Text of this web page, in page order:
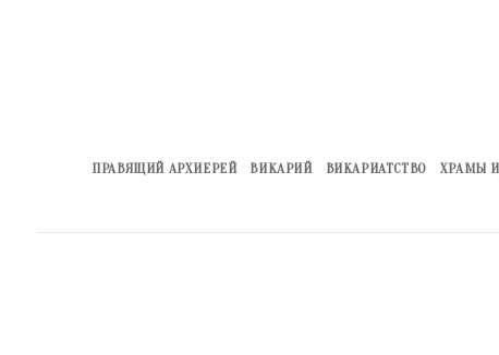
ПРАВЯЩИЙ АРХИЕРЕЙ ВИКАРИЙ ВИКАРИАТСТВО ХРАМЫ